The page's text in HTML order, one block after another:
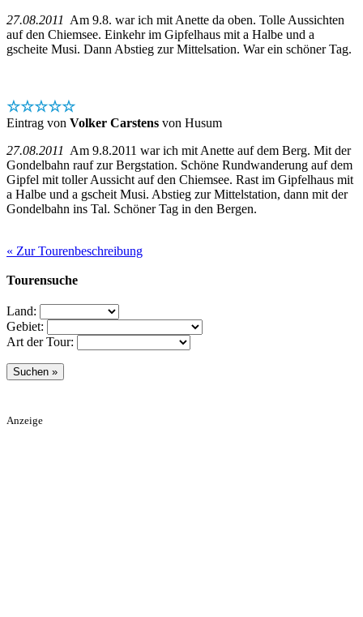
27.08.2011 Am 9.8. war ich mit Anette da oben. Tolle Aussichten
auf den Chiemsee. Einkehr im Gipfelhaus mit a Halbe und a
gscheite Musi. Dann Abstieg zur Mittelsation. War ein schöner Tag.
☆☆☆☆☆
Eintrag von Volker Carstens von Husum
27.08.2011 Am 9.8.2011 war ich mit Anette auf dem Berg. Mit der
Gondelbahn rauf zur Bergstation. Schöne Rundwanderung auf dem
Gipfel mit toller Aussicht auf den Chiemsee. Rast im Gipfelhaus mit
a Halbe und a gscheit Musi. Abstieg zur Mittelstation, dann mit der
Gondelbahn ins Tal. Schöner Tag in den Bergen.
« Zur Tourenbeschreibung
Tourensuche
Land:
Gebiet:
Art der Tour:
Anzeige